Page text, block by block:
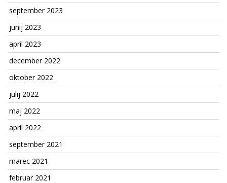
september 2023
junij 2023
april 2023
december 2022
oktober 2022
julij 2022
maj 2022
april 2022
september 2021
marec 2021
februar 2021